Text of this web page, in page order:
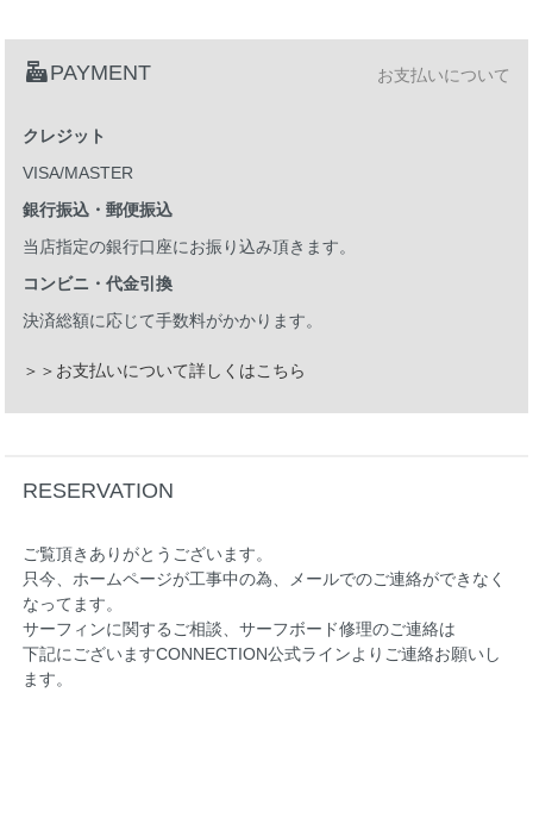
PAYMENT お支払いについて
クレジット
VISA/MASTER
銀行振込・郵便振込
当店指定の銀行口座にお振り込み頂きます。
コンビニ・代金引換
決済総額に応じて手数料がかかります。
＞＞お支払いについて詳しくはこちら
RESERVATION
ご覧頂きありがとうございます。
只今、ホームページが工事中の為、メールでのご連絡ができなく
なってます。
サーフィンに関するご相談、サーフボード修理のご連絡は
下記にございますCONNECTION公式ラインよりご連絡お願いし
ます。